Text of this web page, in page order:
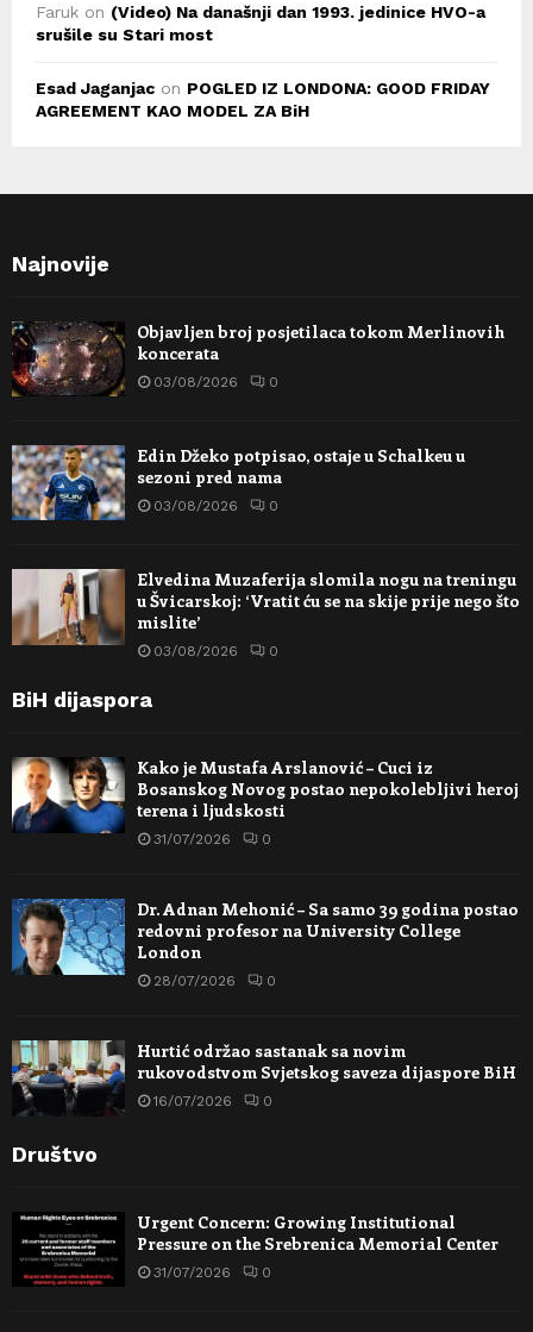
Faruk on (Video) Na današnji dan 1993. jedinice HVO-a
srušile su Stari most
Esad Jaganjac on POGLED IZ LONDONA: GOOD FRIDAY
AGREEMENT KAO MODEL ZA BiH
Najnovije
Objavljen broj posjetilaca tokom Merlinovih
koncerata
03/08/2026 0
Edin Džeko potpisao, ostaje u Schalkeu u
sezoni pred nama
03/08/2026 0
Elvedina Muzaferija slomila nogu na treningu
u Švicarskoj: ‘Vratit ću se na skije prije nego što
mislite’
03/08/2026 0
BiH dijaspora
Kako je Mustafa Arslanović – Cuci iz
Bosanskog Novog postao nepokolebljivi heroj
terena i ljudskosti
31/07/2026 0
Dr. Adnan Mehonić – Sa samo 39 godina postao
redovni profesor na University College
London
28/07/2026 0
Hurtić održao sastanak sa novim
rukovodstvom Svjetskog saveza dijaspore BiH
16/07/2026 0
Društvo
Urgent Concern: Growing Institutional
Pressure on the Srebrenica Memorial Center
31/07/2026 0